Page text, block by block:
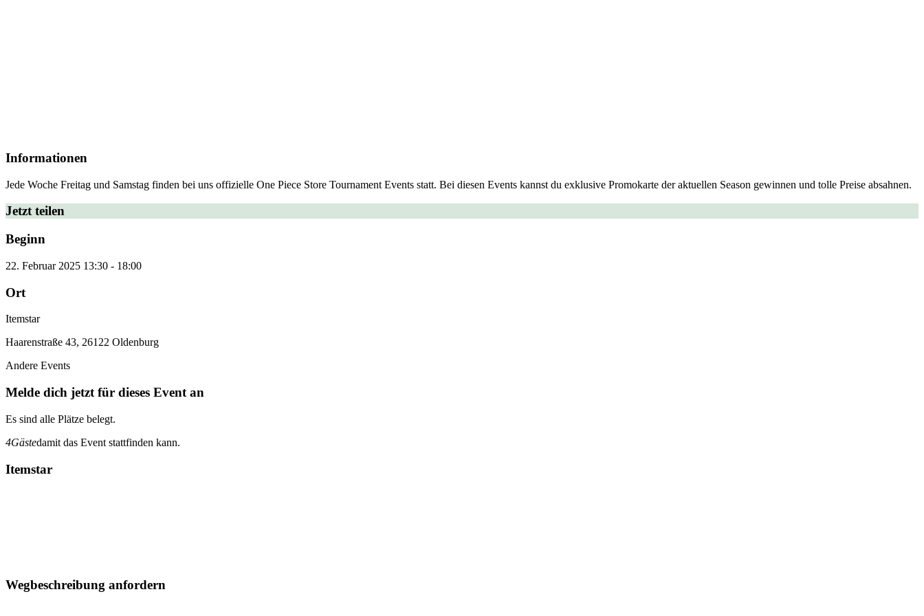
Informationen
Jede Woche Freitag und Samstag finden bei uns offizielle One Piece Store Tournament Events statt. Bei diesen Events kannst du exklusive Promokarte der aktuellen Season gewinnen und tolle Preise absahnen.
Jetzt teilen
Beginn
22. Februar 2025 13:30 - 18:00
Ort
Itemstar
Haarenstraße 43, 26122 Oldenburg
Andere Events
Melde dich jetzt für dieses Event an
Es sind alle Plätze belegt.
4Gästedamit das Event stattfinden kann.
Itemstar
Wegbeschreibung anfordern